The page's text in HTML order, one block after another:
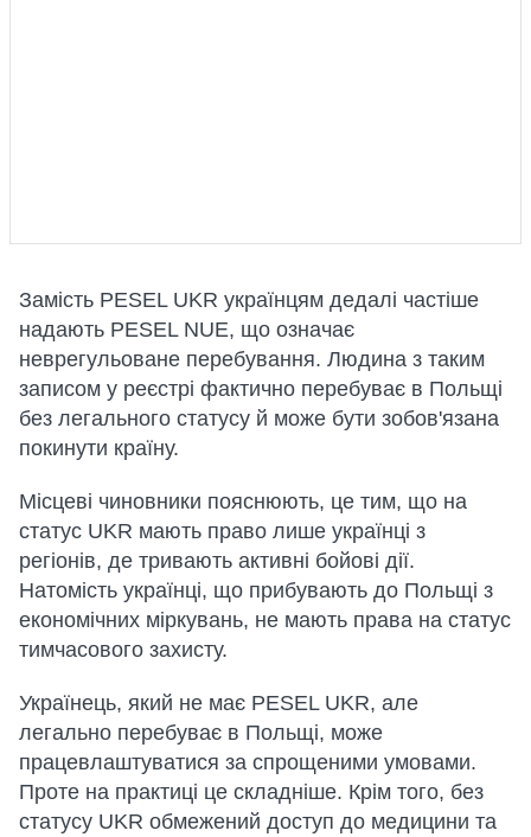
Замість PESEL UKR українцям дедалі частіше
надають PESEL NUE, що означає
неврегульоване перебування. Людина з таким
записом у реєстрі фактично перебуває в Польщі
без легального статусу й може бути зобов'язана
покинути країну.
Місцеві чиновники пояснюють, це тим, що на
статус UKR мають право лише українці з
регіонів, де тривають активні бойові дії.
Натомість українці, що прибувають до Польщі з
економічних міркувань, не мають права на статус
тимчасового захисту.
Українець, який не має PESEL UKR, але
легально перебуває в Польщі, може
працевлаштуватися за спрощеними умовами.
Проте на практиці це складніше. Крім того, без
статусу UKR обмежений доступ до медицини та